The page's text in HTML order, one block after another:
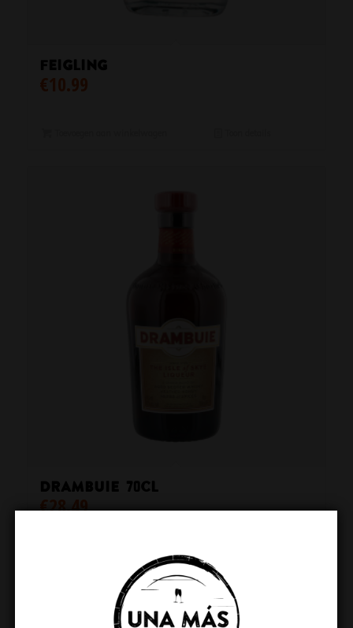
FEIGLING
€10.99
Drambuie 70cl
€28.49
Toevoegen aan winkelwagen